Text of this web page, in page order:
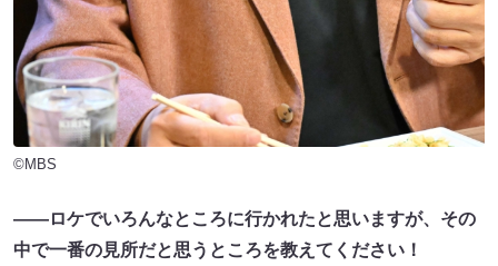
©MBS
――ロケでいろんなところに行かれたと思いますが、その
中で一番の見所だと思うところを教えてください！